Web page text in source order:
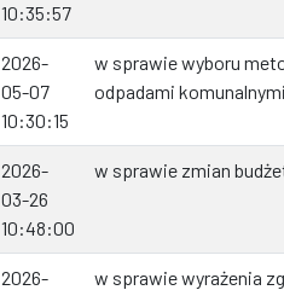
10:35:57
2026-
05-07
10:30:15
w sprawie wyboru
odpadami
2026-
03-26
10:48:00
w sprawie zmian
2026-
w sprawie wyrażenia